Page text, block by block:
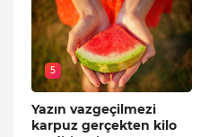
5
Yazın vazgeçilmezi
karpuz gerçekten kilo